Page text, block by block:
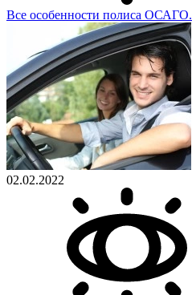
Все особенности полиса ОСАГО.
02.02.2022